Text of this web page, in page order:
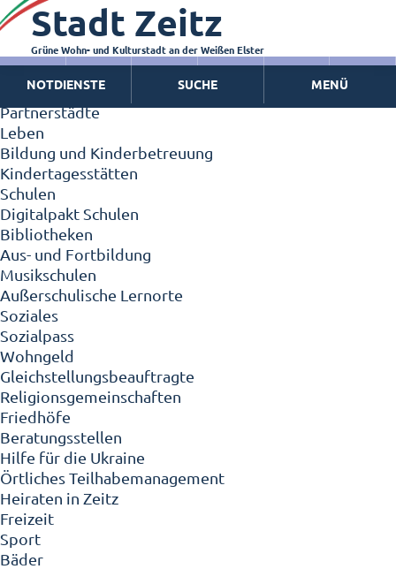
Zeitz - Die Kleinstadt
Willkommen in Zeitz!
Interview mit Oberbürgermeister Christian Thieme
Zeitz - Stadt der Zukunft
Ortschaften
Partnerstädte
Leben
Bildung und Kinderbetreuung
Kindertagesstätten
Schulen
Digitalpakt Schulen
Bibliotheken
Aus- und Fortbildung
Musikschulen
Außerschulische Lernorte
Soziales
Sozialpass
Wohngeld
Gleichstellungsbeauftragte
Religionsgemeinschaften
Friedhöfe
Beratungsstellen
Hilfe für die Ukraine
Örtliches Teilhabemanagement
Heiraten in Zeitz
Freizeit
Sport
Bäder
Stadt Zeitz
Grüne Wohn- und Kulturstadt an der Weißen Elster
NOTDIENSTE SUCHE MENÜ